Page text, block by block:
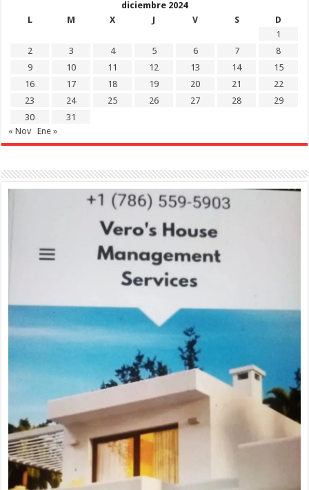
diciembre 2024
L
M X J V S
D
1
2
3 4 5 6 7
8
9
10 11 12 13 14
15
16
17 18 19 20 21
22
23
24 25 26 27 28
29
30
31
« Nov
Ene »